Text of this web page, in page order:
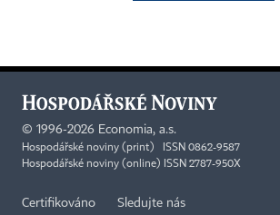
© 1996-2026 Economia, a.s.
Hospodářské noviny (print) ISSN 0862-9587
Hospodářské noviny (online) ISSN 2787-950X
Certifikováno Sledujte nás